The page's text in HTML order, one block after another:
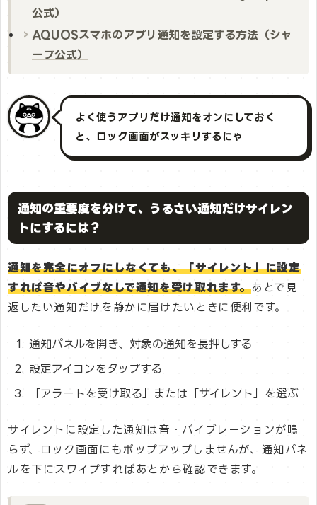
公式）
AQUOSスマホのアプリ通知を設定する方法（シャ
ープ公式）
よく使うアプリだけ通知をオンにしておく
と、ロック画面がスッキリするにゃ
通知の重要度を分けて、うるさい通知だけサイレン
トにするには？
通知を完全にオフにしなくても、「サイレント」に設定
すれば音やバイブなしで通知を受け取れます。あとで見
返したい通知だけを静かに届けたいときに便利です。
通知パネルを開き、対象の通知を長押しする
設定アイコンをタップする
「アラートを受け取る」または「サイレント」を選ぶ
サイレントに設定した通知は音・バイブレーションが鳴
らず、ロック画面にもポップアップしませんが、通知パネ
ルを下にスワイプすればあとから確認できます。